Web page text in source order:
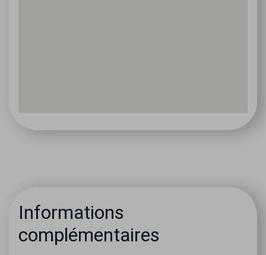
Informations
complémentaires